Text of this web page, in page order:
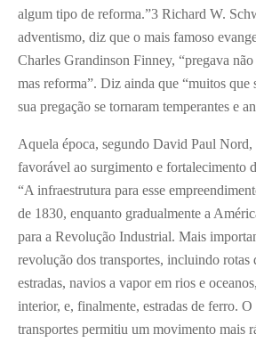
algum tipo de reforma.”3 Richard W.
adventismo, diz que o mais famoso
Charles Grandinson Finney, “pregava não
mas reforma”. Diz ainda que “muitos que
sua pregação se tornaram temperantes e
Aquela época, segundo David Paul Nord,
favorável ao surgimento e fortalecimento
“A infraestrutura para esse
de 1830, enquanto gradualmente a
para a Revolução Industrial. Mais
revolução dos transportes, incluindo rotas
estradas, navios a vapor em rios e
interior, e, finalmente, estradas de ferro.
transportes permitiu um movimento mais